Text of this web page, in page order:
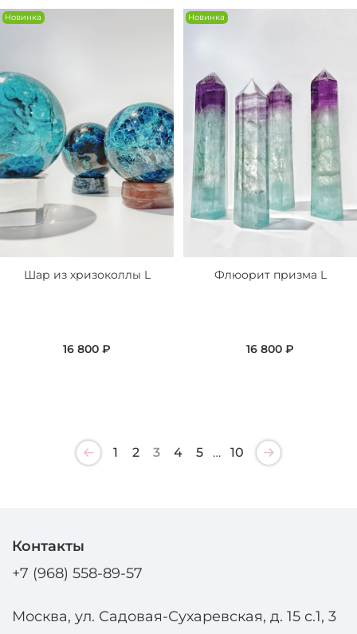
Новинка
Шар из хризоколлы L
16 800 ₽
Новинка
Флюорит призма L
16 800 ₽
1 2 3 4 5 … 10
Контакты
+7 (968) 558-89-57
Москва, ул. Садовая-Сухаревская, д. 15 с.1, 3